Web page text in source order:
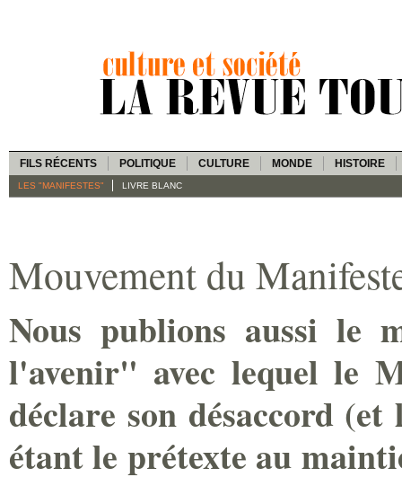
FILS RÉCENTS POLITIQUE CULTURE MONDE HISTOIRE
LES "MANIFESTES" LIVRE BLANC
Mouvement du
Nous publions aussi le
l'avenir" avec lequel le
déclare son désaccord
étant le prétexte au